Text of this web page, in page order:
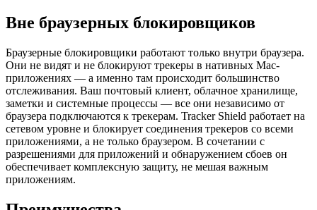
Вне браузерных блокировщиков
Браузерные блокировщики работают только внутри браузера.
Они не видят и не блокируют трекеры в нативных Mac-
приложениях — а именно там происходит большинство
отслеживания. Ваш почтовый клиент, облачное хранилище,
заметки и системные процессы — все они независимо от
браузера подключаются к трекерам. Tracker Shield работает на
сетевом уровне и блокирует соединения трекеров со всеми
приложениями, а не только браузером. В сочетании с
разрешениями для приложений и обнаружением сбоев он
обеспечивает комплексную защиту, не мешая важным
приложениям.